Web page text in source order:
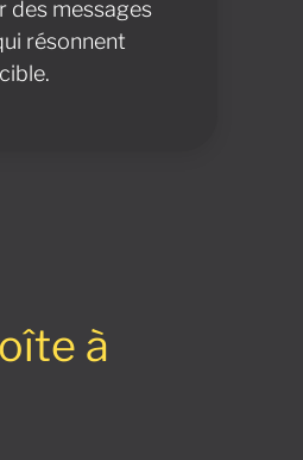
des messages
résonnent
à